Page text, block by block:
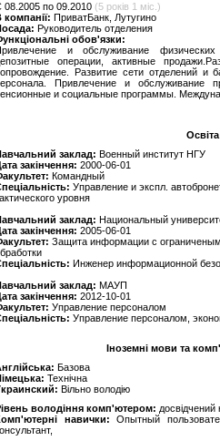
08.2005 по 09.2010 (5 років 1 міс.)
компанії: ПриватБанк, Лутугино
Руководитель отделения
обов'язки:
и обслуживание
операции, активные
Развитие сети отделений и
Привлечение и обслуживание
и социальные программы.
Освіта
заклад: Военный институт НГУ
закінчення: 2000-06-01
Командный
Управление и экспл.
уровня
заклад: Национальный
закінчення: 2005-06-01
Защита информации с
Инженер информационной
заклад: МАУП
закінчення: 2012-10-01
Управление персоналом
Управление персоналом,
Іноземні мови та
Базова
Технічна
Вільно володію
володіння комп'ютером: досвідчений
навички: Опытный